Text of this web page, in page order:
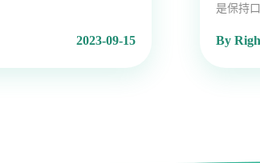
2023-09-15
是保持
By